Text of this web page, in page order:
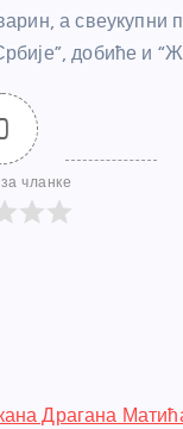
а свеукупни
добиће и
чланке
Драгана